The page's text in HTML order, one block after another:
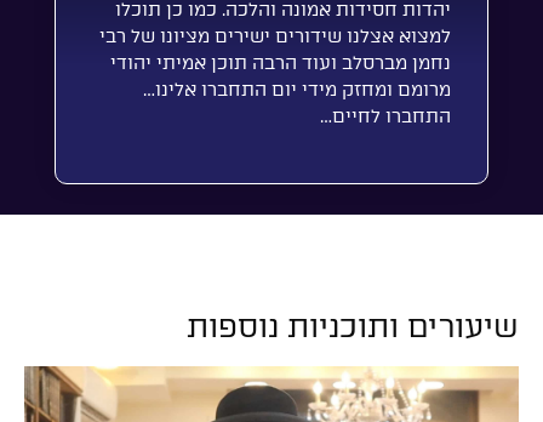
יהדות חסידות אמונה והלכה. כמו כן תוכלו
למצוא אצלנו שידורים ישירים מציונו של רבי
נחמן מברסלב ועוד הרבה תוכן אמיתי יהודי
מרומם ומחזק מידי יום התחברו אלינו…
התחברו לחיים…
שיעורים ותוכניות נוספות